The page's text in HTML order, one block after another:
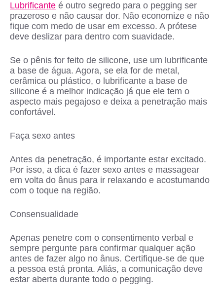
Lubrificante é outro segredo para o pegging ser
prazeroso e não causar dor. Não economize e não
fique com medo de usar em excesso. A prótese
deve deslizar para dentro com suavidade.
Se o pênis for feito de silicone, use um lubrificante
a base de água. Agora, se ela for de metal,
cerâmica ou plástico, o lubrificante a base de
silicone é a melhor indicação já que ele tem o
aspecto mais pegajoso e deixa a penetração mais
confortável.
Faça sexo antes
Antes da penetração, é importante estar excitado.
Por isso, a dica é fazer sexo antes e massagear
em volta do ânus para ir relaxando e acostumando
com o toque na região.
Consensualidade
Apenas penetre com o consentimento verbal e
sempre pergunte para confirmar qualquer ação
antes de fazer algo no ânus. Certifique-se de que
a pessoa está pronta. Aliás, a comunicação deve
estar aberta durante todo o pegging.